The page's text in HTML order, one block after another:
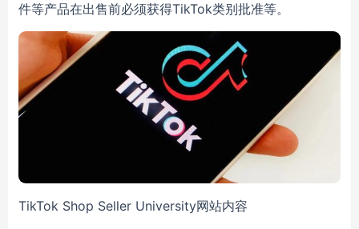
件等产品在出售前必须获得TikTok类别批准等。
TikTok Shop Seller University网站内容